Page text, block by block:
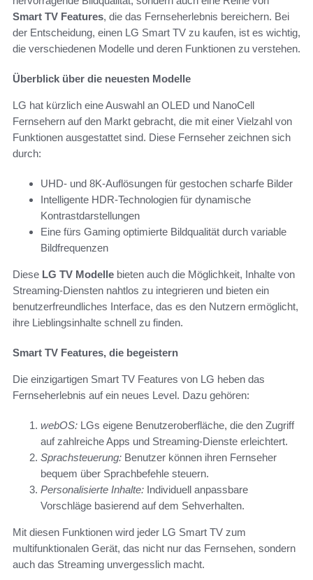
Smart TV Features, die das Fernseherlebnis bereichern. Bei
der Entscheidung, einen LG Smart TV zu kaufen, ist es wichtig,
die verschiedenen Modelle und deren Funktionen zu verstehen.
Überblick über die neuesten Modelle
LG hat kürzlich eine Auswahl an OLED und NanoCell
Fernsehern auf den Markt gebracht, die mit einer Vielzahl von
Funktionen ausgestattet sind. Diese Fernseher zeichnen sich
durch:
UHD- und 8K-Auflösungen für gestochen scharfe Bilder
Intelligente HDR-Technologien für dynamische
Kontrastdarstellungen
Eine fürs Gaming optimierte Bildqualität durch variable
Bildfrequenzen
Diese LG TV Modelle bieten auch die Möglichkeit, Inhalte von
Streaming-Diensten nahtlos zu integrieren und bieten ein
benutzerfreundliches Interface, das es den Nutzern ermöglicht,
ihre Lieblingsinhalte schnell zu finden.
Smart TV Features, die begeistern
Die einzigartigen Smart TV Features von LG heben das
Fernseherlebnis auf ein neues Level. Dazu gehören:
webOS: LGs eigene Benutzeroberfläche, die den Zugriff
auf zahlreiche Apps und Streaming-Dienste erleichtert.
Sprachsteuerung: Benutzer können ihren Fernseher
bequem über Sprachbefehle steuern.
Personalisierte Inhalte: Individuell anpassbare
Vorschläge basierend auf dem Sehverhalten.
Mit diesen Funktionen wird jeder LG Smart TV zum
multifunktionalen Gerät, das nicht nur das Fernsehen, sondern
auch das Streaming unvergesslich macht.